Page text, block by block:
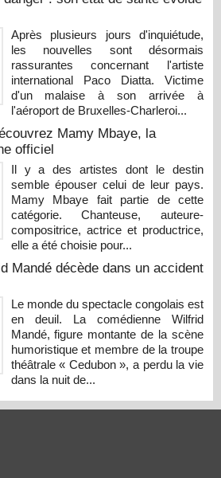
Après plusieurs jours d'inquiétude,
les nouvelles sont désormais
rassurantes concernant l'artiste
international Paco Diatta. Victime
d'un malaise à son arrivée à
l'aéroport de Bruxelles-Charleroi...
Mamy Mbaye, la
officiel
Il y a des artistes dont le destin
semble épouser celui de leur pays.
Mamy Mbaye fait partie de cette
catégorie. Chanteuse, auteure-
compositrice, actrice et productrice,
elle a été choisie pour...
Mandé décède dans un accident
Le monde du spectacle congolais est
en deuil. La comédienne Wilfrid
Mandé, figure montante de la scène
humoristique et membre de la troupe
théâtrale « Cedubon », a perdu la vie
dans la nuit de...